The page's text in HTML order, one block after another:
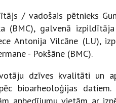
/ vadošais pētnieks
(BMC), galvenā
Antonija Vilcāne (LU),
- Pokšāne (BMC).
dzīves kvalitāti un
bioarheoloģijas